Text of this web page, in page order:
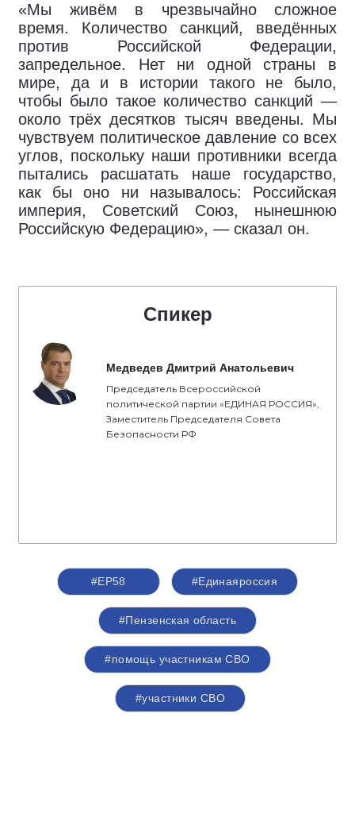
«Мы живём в чрезвычайно сложное
время. Количество санкций, введённых
против Российской Федерации,
запредельное. Нет ни одной страны в
мире, да и в истории такого не было,
чтобы было такое количество санкций —
около трёх десятков тысяч введены. Мы
чувствуем политическое давление со всех
углов, поскольку наши противники всегда
пытались расшатать наше государство,
как бы оно ни называлось: Российская
империя, Советский Союз, нынешнюю
Российскую Федерацию», — сказал он.
Спикер
Медведев Дмитрий Анатольевич
Председатель Всероссийской
политической партии «ЕДИНАЯ РОССИЯ»,
Заместитель Председателя Совета
Безопасности РФ
#ЕР58 #Единаяроссия
#Пензенская область
#помощь участникам СВО
#участники СВО